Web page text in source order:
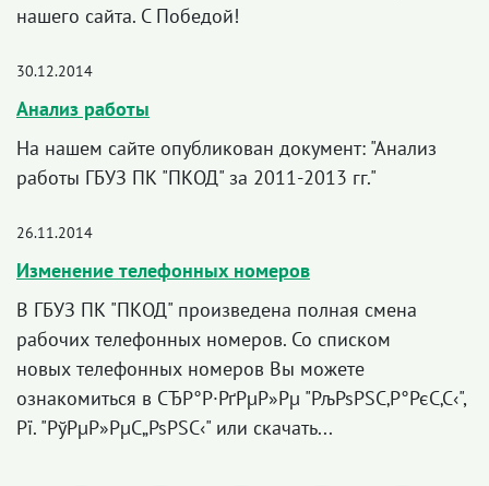
нашего сайта. С Победой!
30.12.2014
Анализ работы
На нашем сайте опубликован документ: "Анализ
работы ГБУЗ ПК "ПКОД" за 2011-2013 гг."
26.11.2014
Изменение телефонных номеров
В ГБУЗ ПК "ПКОД" произведена полная смена
рабочих телефонных номеров. Со списком
новых телефонных номеров Вы можете
ознакомиться в СЂР°Р·РґРµР»Рµ "РљРѕРЅС‚Р°РєС‚С‹",
Рї. "РўРµР»РµС„РѕРЅС‹" или скачать...